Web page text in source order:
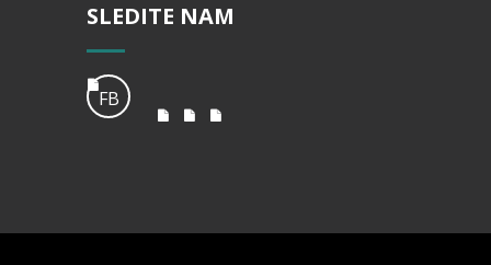
SLEDITE NAM
FB